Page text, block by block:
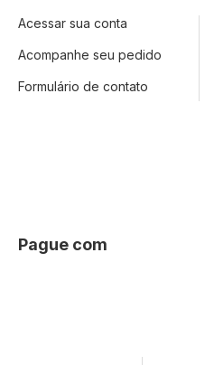
Acessar sua conta
Acompanhe seu pedido
Formulário de contato
Pague com